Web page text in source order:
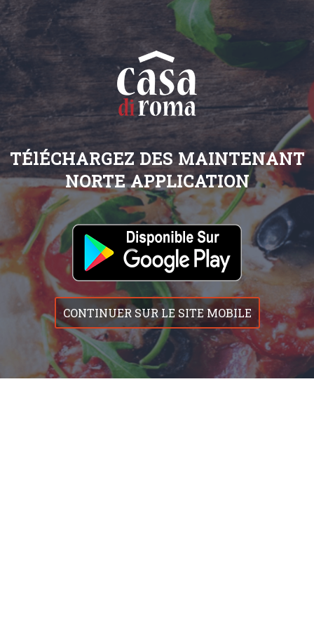
TÉlÉCHARGEZ DES MAINTENANT
NORTE APPLICATION
CONTINUER SUR LE SITE MOBILE